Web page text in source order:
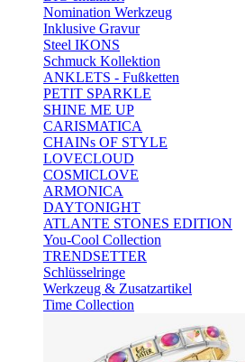
Nomination Werkzeug
Inklusive Gravur
Steel IKONS
Schmuck Kollektion
ANKLETS - Fußketten
PETIT SPARKLE
SHINE ME UP
CARISMATICA
CHAINs OF STYLE
LOVECLOUD
COSMICLOVE
ARMONICA
DAYTONIGHT
ATLANTE STONES EDITION
You-Cool Collection
TRENDSETTER
Schlüsselringe
Werkzeug & Zusatzartikel
Time Collection